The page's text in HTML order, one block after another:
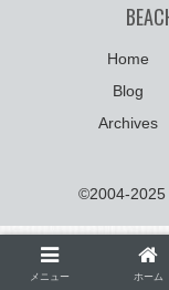
Home
Blog
Archives
©2004-2025
メニュー ホーム